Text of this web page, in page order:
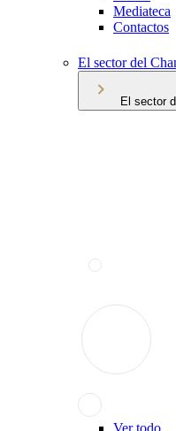
Mediateca
Contactos
El sector del
El sector
Ver todo